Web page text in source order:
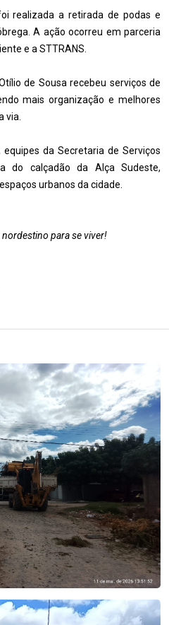
realizada a retirada de podas e
A ação ocorreu em parceria
e a STTRANS.
de Sousa recebeu serviços de
mais organização e melhores
via.
da Secretaria de Serviços
do calçadão da Alça Sudeste,
urbanos da cidade.
para se viver!